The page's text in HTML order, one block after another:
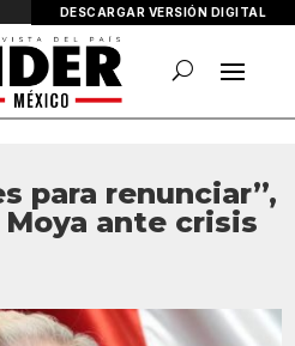
DESCARGAR VERSIÓN DIGITAL
para renunciar”,
ante crisis